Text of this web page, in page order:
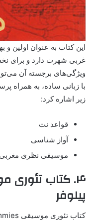
این کتاب به عنوان اولین و
ویژگی‌های برجسته آن
با زبانی ساده، به
زیر اشاره کرد:
قواعد نت
آواز شناسی
موسیقی نظری مغربی
۴. کتاب تئوری
پیلوفر